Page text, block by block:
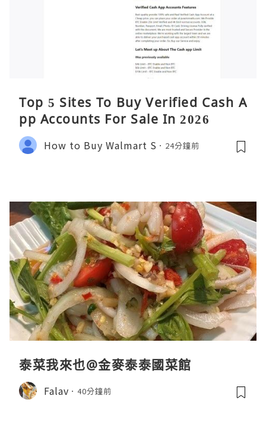
Top 5 Sites To Buy Verified Cash A
pp Accounts For Sale In 2026
How to Buy Walmart S 24分鐘前
泰菜我來也@金麥泰泰國菜館
Falav 40分鐘前